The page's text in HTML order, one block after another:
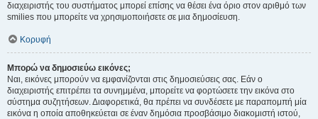
διαχειριστής του συστήματος μπορεί επίσης να θέσει ένα όριο στον αριθμό των
smilies που μπορείτε να χρησιμοποιήσετε σε μια δημοσίευση.
Κορυφή
Μπορώ να δημοσιεύω εικόνες;
Ναι, εικόνες μπορούν να εμφανίζονται στις δημοσιεύσεις σας. Εάν ο
διαχειριστής επιτρέπει τα συνημμένα, μπορείτε να φορτώσετε την εικόνα στο
σύστημα συζητήσεων. Διαφορετικά, θα πρέπει να συνδέσετε με παραπομπή μία
εικόνα η οποία αποθηκεύεται σε έναν δημόσια προσβάσιμο διακομιστή ιστού,